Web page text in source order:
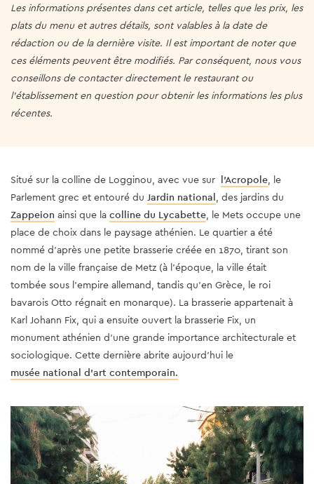
Les informations présentes dans cet article, telles que les prix, les
plats du menu et autres détails, sont valables à la date de
rédaction ou de la dernière visite. Il est important de noter que
ces éléments peuvent être modifiés. Par conséquent, nous vous
conseillons de contacter directement le restaurant ou
l'établissement en question pour obtenir les informations les plus
récentes.
Situé sur la colline de Logginou, avec vue sur l’Acropole, le
Parlement grec et entouré du Jardin national, des jardins du
Zappeion ainsi que la colline du Lycabette, le Mets occupe une
place de choix dans le paysage athénien. Le quartier a été
nommé d'après une petite brasserie créée en 1870, tirant son
nom de la ville française de Metz (à l'époque, la ville était
tombée sous l'empire allemand, tandis qu'en Grèce, le roi
bavarois Otto régnait en monarque). La brasserie appartenait à
Karl Johann Fix, qui a ensuite ouvert la brasserie Fix, un
monument athénien d'une grande importance architecturale et
sociologique. Cette dernière abrite aujourd'hui le
musée national d'art contemporain.